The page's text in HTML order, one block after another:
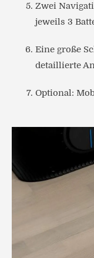
Zwei
jeweils 3
Eine große
detaillierte
Optional: